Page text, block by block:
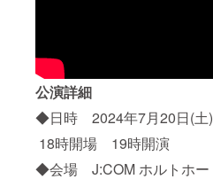
公演詳細
◆日時 2024年7月20日(土)
18時開場 19時開演
◆会場 J:COM ホルトホー